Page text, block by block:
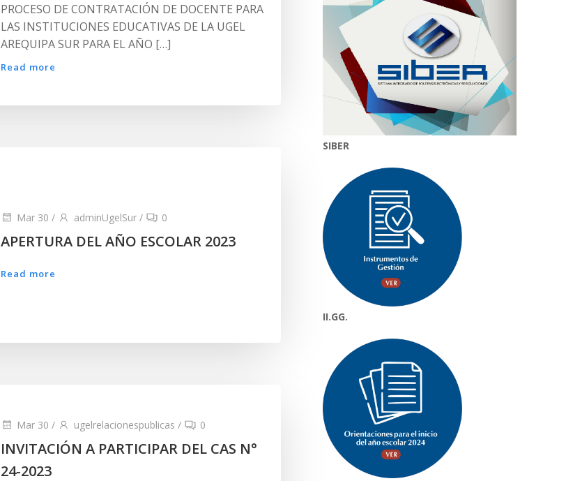
PROCESO DE CONTRATACIÓN DE DOCENTE PARA
LAS INSTITUCIONES EDUCATIVAS DE LA UGEL
AREQUIPA SUR PARA EL AÑO […]
Read more
Mar 30 / adminUgelSur / 0
APERTURA DEL AÑO ESCOLAR 2023
Read more
Mar 30 / ugelrelacionespublicas / 0
INVITACIÓN A PARTICIPAR DEL CAS N°
24-2023
SIBER
II.GG.